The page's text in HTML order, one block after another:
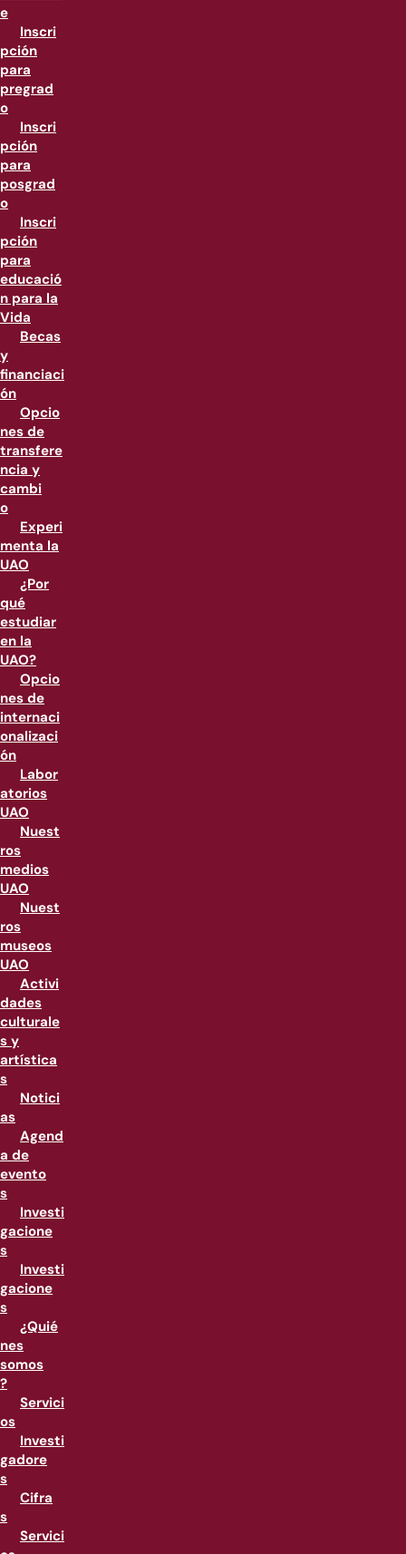
e
Inscri
pción
para
pregrad
o
Inscri
pción
para
posgrad
o
Inscri
pción
para
educació
n para la
Vida
Becas
y
financiaci
ón
Opcio
nes de
transfere
ncia y
cambi
o
Experi
menta la
UAO
¿Por
qué
estudiar
en la
UAO?
Opcio
nes de
internaci
onalizaci
ón
Labor
atorios
UAO
Nuest
ros
medios
UAO
Nuest
ros
museos
UAO
Activi
dades
culturale
s y
artística
s
Notici
as
Agend
a de
evento
s
Investi
gacione
s
Investi
gacione
s
¿Quié
nes
somos
?
Servici
os
Investi
gadore
s
Cifra
s
Servici